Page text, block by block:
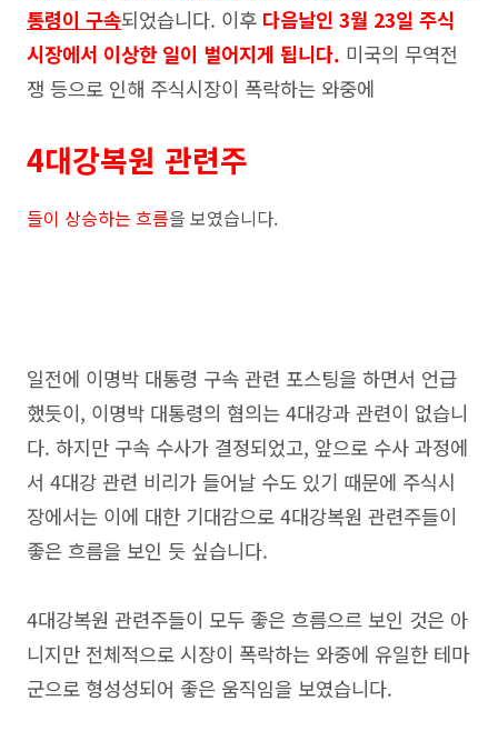
통령이 구속되었습니다. 이후 다음날인 3월 23일 주식
시장에서 이상한 일이 벌어지게 됩니다. 미국의 무역전
쟁 등으로 인해 주식시장이 폭락하는 와중에
4대강복원 관련주
들이 상승하는 흐름을 보였습니다.
일전에 이명박 대통령 구속 관련 포스팅을 하면서 언급
했듯이, 이명박 대통령의 혐의는 4대강과 관련이 없습니
다. 하지만 구속 수사가 결정되었고, 앞으로 수사 과정에
서 4대강 관련 비리가 들어날 수도 있기 때문에 주식시
장에서는 이에 대한 기대감으로 4대강복원 관련주들이
좋은 흐름을 보인 듯 싶습니다.
4대강복원 관련주들이 모두 좋은 흐름으르 보인 것은 아
니지만 전체적으로 시장이 폭락하는 와중에 유일한 테마
군으로 형성성되어 좋은 움직임을 보였습니다.